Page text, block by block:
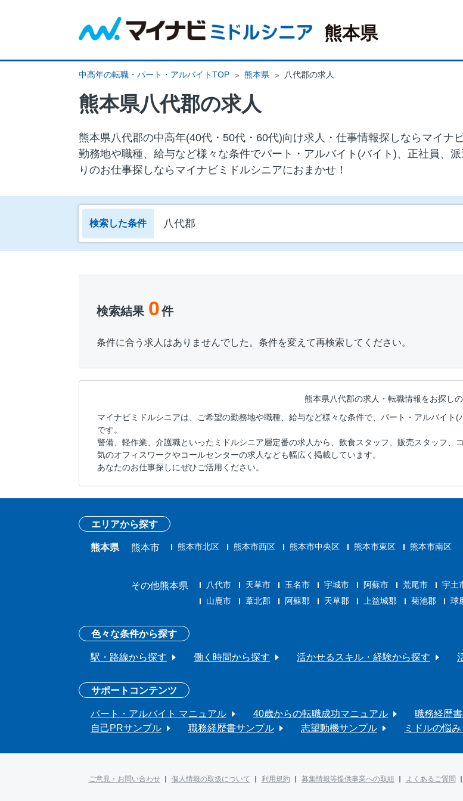
熊本県
中高年の転職・パート・アルバイトTOP 熊本県 八代郡の求人
熊本県八代郡の求人
熊本県八代郡の中⾼年(40代・50代・60代)向け求⼈・仕事情報探しならマイナ
勤務地や職種、給与など様々な条件でパート・アルバイト(バイト)、正社員、
りのお仕事探しならマイナビミドルシニアにおまかせ！
検索した条件 八代郡
検索結果 0件
条件に合う求人はありませんでした。条件を変えて再検索してください。
熊本県八代郡の求人・転職情報をお探し
マイナビミドルシニアは、ご希望の勤務地や職種、給与など様々な条件で、パート・アルバイト
です。
警備、軽作業、介護職といったミドルシニア層定番の求人から、飲食スタッフ、販売スタッフ、
気のオフィスワークやコールセンターの求人なども幅広く掲載しています。
あなたのお仕事探しにぜひご活用ください。
エリアから探す
熊本県 熊本市 熊本市北区 熊本市西区 熊本市中央区 熊本市東区 熊本市南区
その他熊本県 八代市 天草市 玉名市 宇城市 阿蘇市 荒尾市 宇土
山鹿市
葦北郡 阿蘇郡 天草郡 上益城郡 菊池郡 球
色々な条件から探す
駅・路線から探す 働く時間から探す 活かせるスキル・経験から探す
サポートコンテンツ
パート・アルバイト マニュアル 40歳からの転職成功マニュアル 職務経歴
自己PRサンプル
職務経歴書サンプル 志望動機サンプル ミドルの悩
ご意見・お問い合わせ 個人情報の取扱について 利用規約 募集情報等提供事業への取組 よくあるご質問